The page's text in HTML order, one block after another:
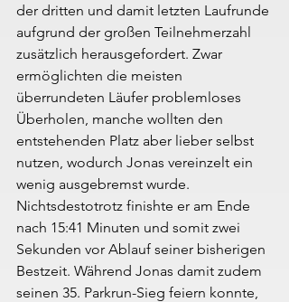
der dritten und damit letzten Laufrunde
aufgrund der großen Teilnehmerzahl
zusätzlich herausgefordert. Zwar
ermöglichten die meisten
überrundeten Läufer problemloses
Überholen, manche wollten den
entstehenden Platz aber lieber selbst
nutzen, wodurch Jonas vereinzelt ein
wenig ausgebremst wurde.
Nichtsdestotrotz finishte er am Ende
nach 15:41 Minuten und somit zwei
Sekunden vor Ablauf seiner bisherigen
Bestzeit. Während Jonas damit zudem
seinen 35. Parkrun-Sieg feiern konnte,